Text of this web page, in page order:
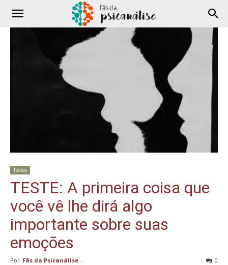
Testes
TESTE: A primeira coisa que
você vê lhe dirá algo
importante sobre suas
emoções
Por Fãs da Psicanálise - 0